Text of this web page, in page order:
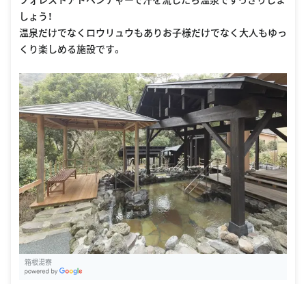
しょう！
温泉だけでなくロウリュウもありお子様だけでなく大人もゆっ
くり楽しめる施設です。
箱根湯寮